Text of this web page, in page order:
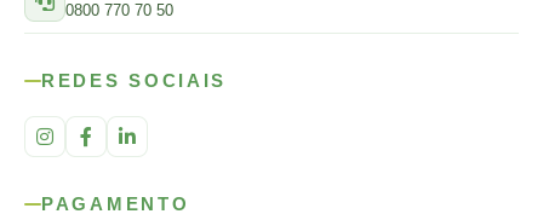
0800 770 70 50
REDES SOCIAIS
PAGAMENTO